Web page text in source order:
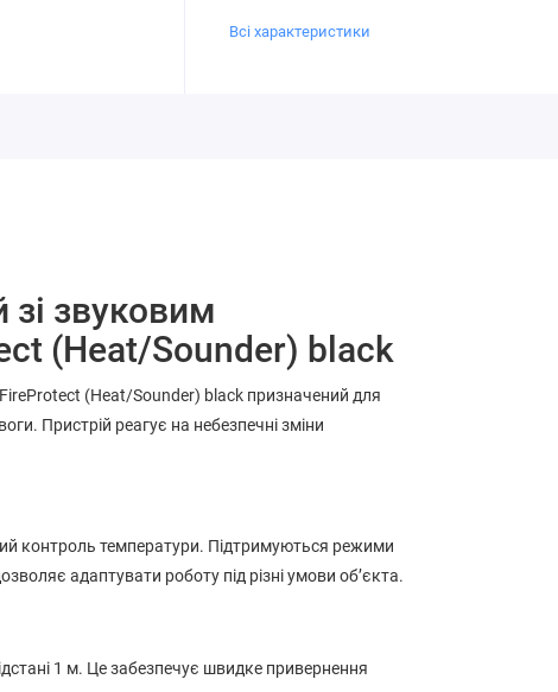
Всі характеристики
звуковим
(Heat/Sounder) black
(Heat/Sounder) black призначений для
Пристрій реагує на небезпечні зміни
контроль температури. Підтримуються режими
адаптувати роботу під різні умови об’єкта.
1 м. Це забезпечує швидке привернення